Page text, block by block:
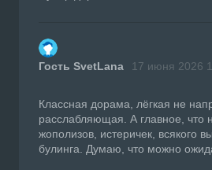
Гость SvetLana 17 июня 2026
Классная дорама, лёгкая не
расслабляющая. А главное, что
жополизов, истеричек, всякого
булинга. Думаю, что можно